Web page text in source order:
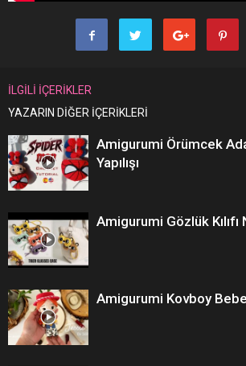
İLGİLİ İÇERİKLER
YAZARIN DİĞER İÇERİKLERİ
Amigurumi Örümcek
Yapılışı
Amigurumi Gözlük Kılıfı
Amigurumi Kovboy